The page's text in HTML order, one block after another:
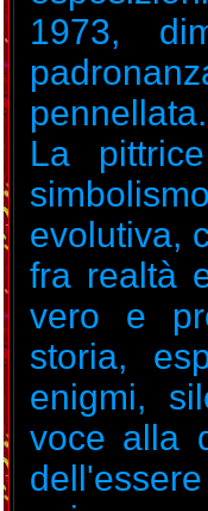
1973,
pennellata.
La
evolutiva,
fra realtà
vero e
storia,
enigmi,
voce alla